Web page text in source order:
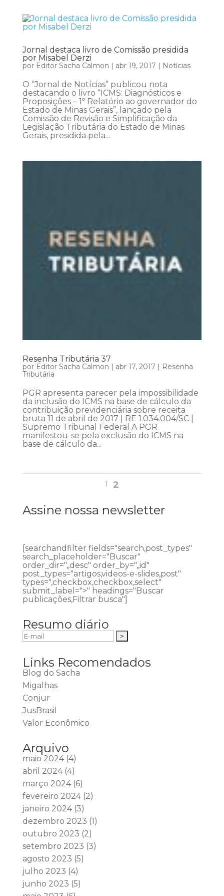
Jornal destaca livro de Comissão presidida
por Misabel Derzi
por Editor Sacha Calmon | abr 19, 2017 | Notícias
O “Jornal de Notícias” publicou nota
destacando o livro “ICMS: Diagnósticos e
Proposições – 1º Relatório ao governador do
Estado de Minas Gerais”, lançado pela
Comissão de Revisão e Simplificação da
Legislação Tributária do Estado de Minas
Gerais, presidida pela...
Resenha Tributária 37
por Editor Sacha Calmon | abr 17, 2017 | Resenha
Tributária
PGR apresenta parecer pela impossibilidade
da inclusão do ICMS na base de cálculo da
contribuição previdenciária sobre receita
bruta 11 de abril de 2017 | RE 1.034.004/SC |
Supremo Tribunal Federal A PGR
manifestou-se pela exclusão do ICMS na
base de cálculo da...
1 2
Assine nossa newsletter
[searchandfilter fields="search,post_types"
search_placeholder="Buscar"
order_dir=",,desc" order_by=",,id"
post_types="artigos,videos-e-slides,post"
types=",checkbox,checkbox,select"
submit_label=">" headings="Buscar
publicações,Filtrar busca"]
Resumo diário
Links Recomendados
Blog do Sacha
Migalhas
Conjur
JusBrasil
Valor Econômico
Arquivo
maio 2024(4)
abril 2024(4)
março 2024(6)
fevereiro 2024(2)
janeiro 2024(3)
dezembro 2023 (1)
outubro 2023 (2)
setembro 2023 (3)
agosto 2023 (5)
julho 2023 (4)
junho 2023 (5)